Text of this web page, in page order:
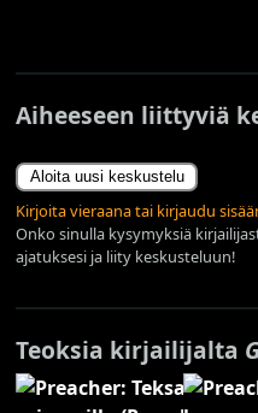
Aiheeseen liittyviä
Aloita uusi keskustelu
Kirjoita vieraana tai kirjaudu
Onko sinulla kysymyksiä
ajatuksesi ja liity keskusteluun!
Teoksia kirjailijalta